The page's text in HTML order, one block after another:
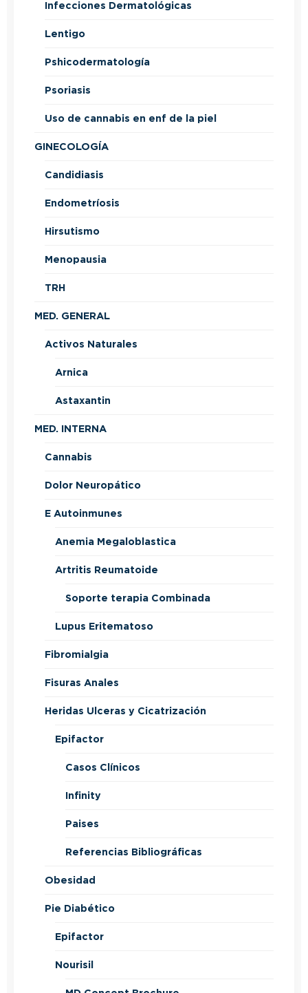
Infecciones Dermatológicas
Lentigo
Pshicodermatología
Psoriasis
Uso de cannabis en enf de la piel
GINECOLOGÍA
Candidiasis
Endometríosis
Hirsutismo
Menopausia
TRH
MED. GENERAL
Activos Naturales
Arnica
Astaxantin
MED. INTERNA
Cannabis
Dolor Neuropático
E Autoinmunes
Anemia Megaloblastica
Artritis Reumatoide
Soporte terapia Combinada
Lupus Eritematoso
Fibromialgia
Fisuras Anales
Heridas Ulceras y Cicatrización
Epifactor
Casos Clínicos
Infinity
Paises
Referencias Bibliográficas
Obesidad
Pie Diabético
Epifactor
Nourisil